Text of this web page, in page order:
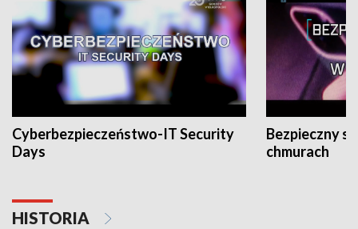
Cyberbezpieczeństwo-IT Security
Days
Bezpieczny
chmurach
HISTORIA